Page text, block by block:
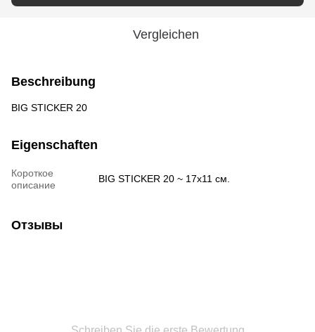
Vergleichen
Beschreibung
BIG STICKER 20
Eigenschaften
Короткое
описание
BIG STICKER 20 ~ 17х11 см.
Отзывы